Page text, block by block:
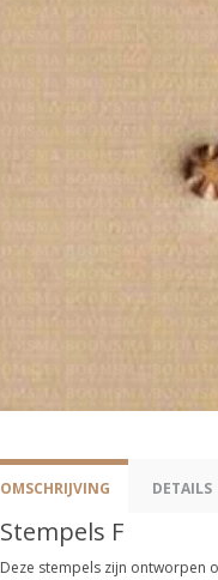
OMSCHRIJVING DETAILS
Stempels F
Deze stempels zijn ontworpen